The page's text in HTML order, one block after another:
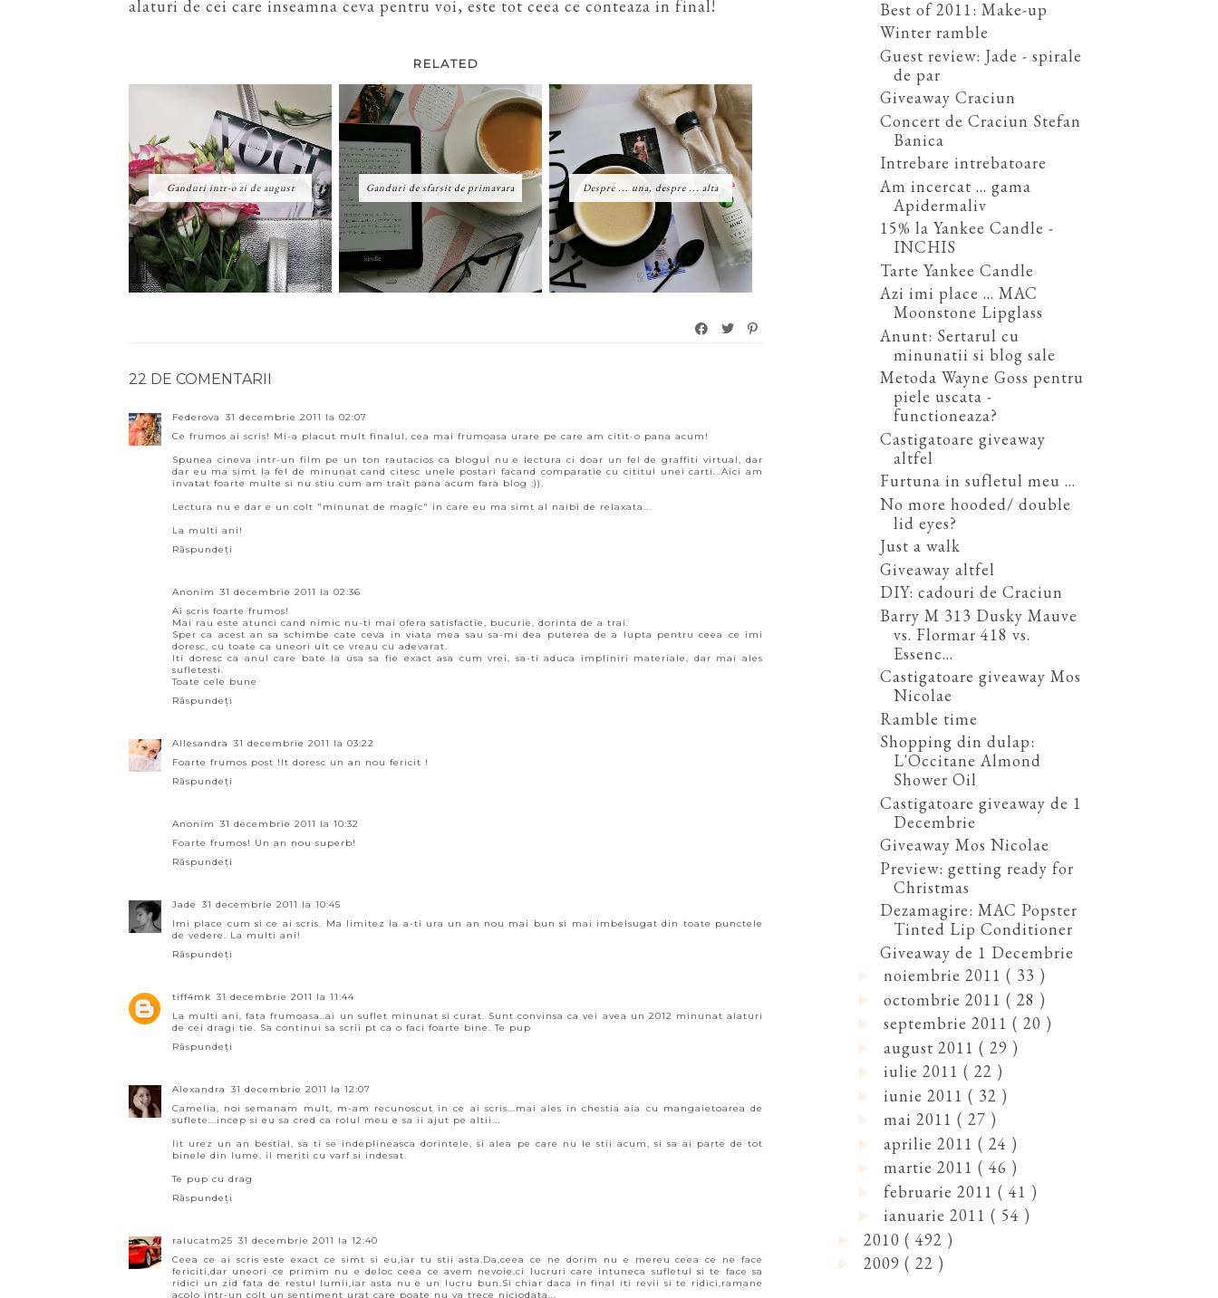
alaturi de cei care inseamna ceva pentru voi, este tot ceea ce conteaza in final!
RELATED
Ganduri intr-o zi de august Ganduri de sfarsit de primavara Despre ... una, despre ... alta
22 DE COMENTARII
Federova
31 decembrie 2011 la 02:07
Ce frumos ai scris! Mi-a placut mult finalul, cea mai frumoasa urare pe care am citit-o pana acum!
Spunea cineva intr-un film pe un ton rautacios ca blogul nu e lectura ci doar un fel de graffiti virtual, dar
dar eu ma simt la fel de minunat cand citesc unele postari facand comparatie cu cititul unei carti...Aici am
invatat foarte multe si nu stiu cum am trait pana acum fara blog ;)).
Lectura nu e dar e un colt "minunat de magic" in care eu ma simt al naibi de relaxata...
La multi ani!
Răspundeți
Anonim
31 decembrie 2011 la 02:36
Ai scris foarte frumos!
Mai rau este atunci cand nimic nu-ti mai ofera satisfactie, bucurie, dorinta de a trai.
Sper ca acest an sa schimbe cate ceva in viata mea sau sa-mi dea puterea de a lupta pentru ceea ce imi
doresc, cu toate ca uneori uit ce vreau cu adevarat.
Iti doresc ca anul care bate la usa sa fie exact asa cum vrei, sa-ti aduca impliniri materiale, dar mai ales
sufletesti.
Toate cele bune
Răspundeți
Allesandra
31 decembrie 2011 la 03:22
Foarte frumos post !It doresc un an nou fericit !
Răspundeți
Anonim
31 decembrie 2011 la 10:32
Foarte frumos! Un an nou superb!
Răspundeți
Jade
31 decembrie 2011 la 10:45
Imi place cum si ce ai scris. Ma limitez la a-ti ura un an nou mai bun si mai imbelsugat din toate punctele
de vedere. La multi ani!
Răspundeți
tiff4mk 31 decembrie 2011 la 11:44
La multi ani, fata frumoasa..ai un suflet minunat si curat. Sunt convinsa ca vei avea un 2012 minunat alaturi
de cei dragi tie. Sa continui sa scrii pt ca o faci foarte bine. Te pup
Răspundeți
Alexandra
31 decembrie 2011 la 12:07
Camelia, noi semanam mult, m-am recunoscut in ce ai scris...mai ales in chestia aia cu mangaietoarea de
suflete...incep si eu sa cred ca rolul meu e sa ii ajut pe altii...
Iit urez un an bestial, sa ti se indeplineasca dorintele, si alea pe care nu le stii acum, si sa ai parte de tot
binele din lume, il meriti cu varf si indesat.
Te pup cu drag
Răspundeți
ralucatm25 31 decembrie 2011 la 12:40
Ceea ce ai scris este exact ce simt si eu,iar tu stii asta.Da,ceea ce ne dorim nu e mereu ceea ce ne face
fericiti,dar uneori ce primim nu e deloc ceea ce avem nevoie,ci lucruri care intuneca sufletul si te face sa
ridici un zid fata de restul lumii,iar asta nu e un lucru bun.Si chiar daca in final iti revii si te ridici,ramane
acolo intr-un colt un sentiment urat care poate nu va trece niciodata...
Best of 2011: Make-up
Winter ramble
Guest review: Jade - spirale
de par
Giveaway Craciun
Concert de Craciun Stefan
Banica
Intrebare intrebatoare
Am incercat ... gama
Apidermaliv
15% la Yankee Candle -
INCHIS
Tarte Yankee Candle
Azi imi place ... MAC
Moonstone Lipglass
Anunt: Sertarul cu
minunatii si blog sale
Metoda Wayne Goss pentru
piele uscata -
functioneaza?
Castigatoare giveaway
altfel
Furtuna in sufletul meu ...
No more hooded/ double
lid eyes?
Just a walk
Giveaway altfel
DIY: cadouri de Craciun
Barry M 313 Dusky Mauve
vs. Flormar 418 vs.
Essenc...
Castigatoare giveaway Mos
Nicolae
Ramble time
Shopping din dulap:
L'Occitane Almond
Shower Oil
Castigatoare giveaway de 1
Decembrie
Giveaway Mos Nicolae
Preview: getting ready for
Christmas
Dezamagire: MAC Popster
Tinted Lip Conditioner
Giveaway de 1 Decembrie
noiembrie 2011 ( 33 )
octombrie 2011 ( 28 )
septembrie 2011 ( 20 )
august 2011 ( 29 )
iulie 2011 ( 22 )
iunie 2011 ( 32 )
mai 2011 ( 27 )
aprilie 2011 ( 24 )
martie 2011 ( 46 )
februarie 2011 ( 41 )
ianuarie 2011 ( 54 )
2010 ( 492 )
2009 ( 22 )